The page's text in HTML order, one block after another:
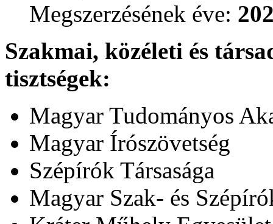
Megszerzésének éve:
Szakmai, közéleti és
tisztségek:
Magyar Tudományos
Magyar Írószövetség
Szépírók Társasága
Magyar Szak- és